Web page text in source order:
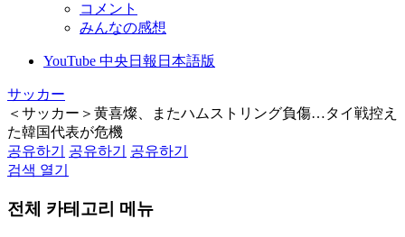
コメント
みんなの感想
YouTube 中央日報日本語版
サッカー
＜サッカー＞黄喜燦、またハムストリング負傷…タイ戦控え
た韓国代表が危機
공유하기
공유하기
공유하기
검색 열기
전체 카테고리 메뉴